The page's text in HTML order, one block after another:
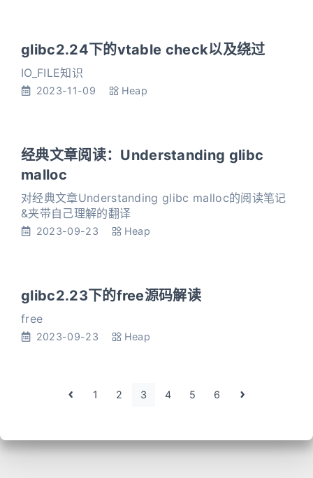
glibc2.24下的vtable check以及绕过
IO_FILE知识
2023-11-09 Heap
经典文章阅读：Understanding glibc
malloc
对经典文章Understanding glibc malloc的阅读笔记
&夹带自己理解的翻译
2023-09-23 Heap
glibc2.23下的free源码解读
free
2023-09-23 Heap
1 2 3 4 5 6